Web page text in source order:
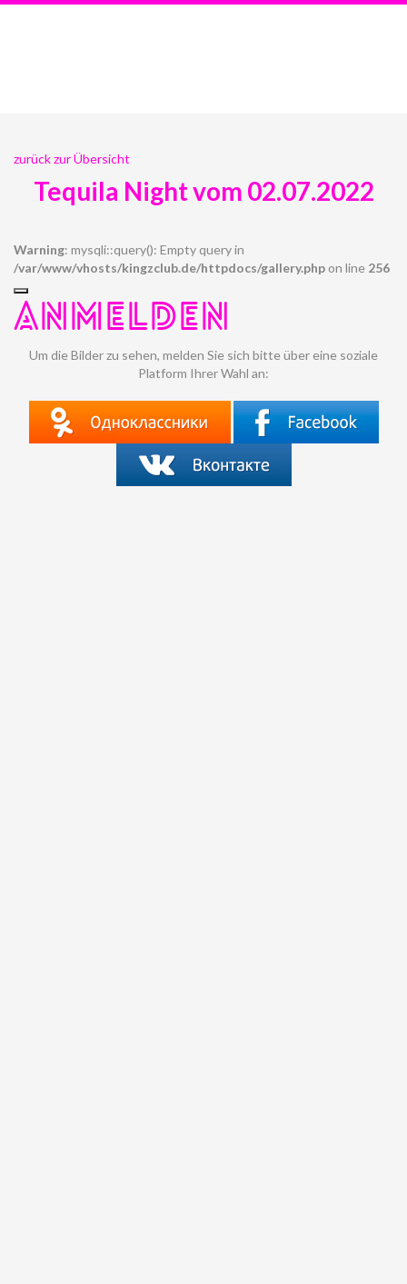
zurück zur Übersicht
Tequila Night vom 02.07.2022
Warning: mysqli::query(): Empty query in
/var/www/vhosts/kingzclub.de/httpdocs/gallery.php on line 256
ANMELDEN
Um die Bilder zu sehen, melden Sie sich bitte über eine soziale
Platform Ihrer Wahl an: